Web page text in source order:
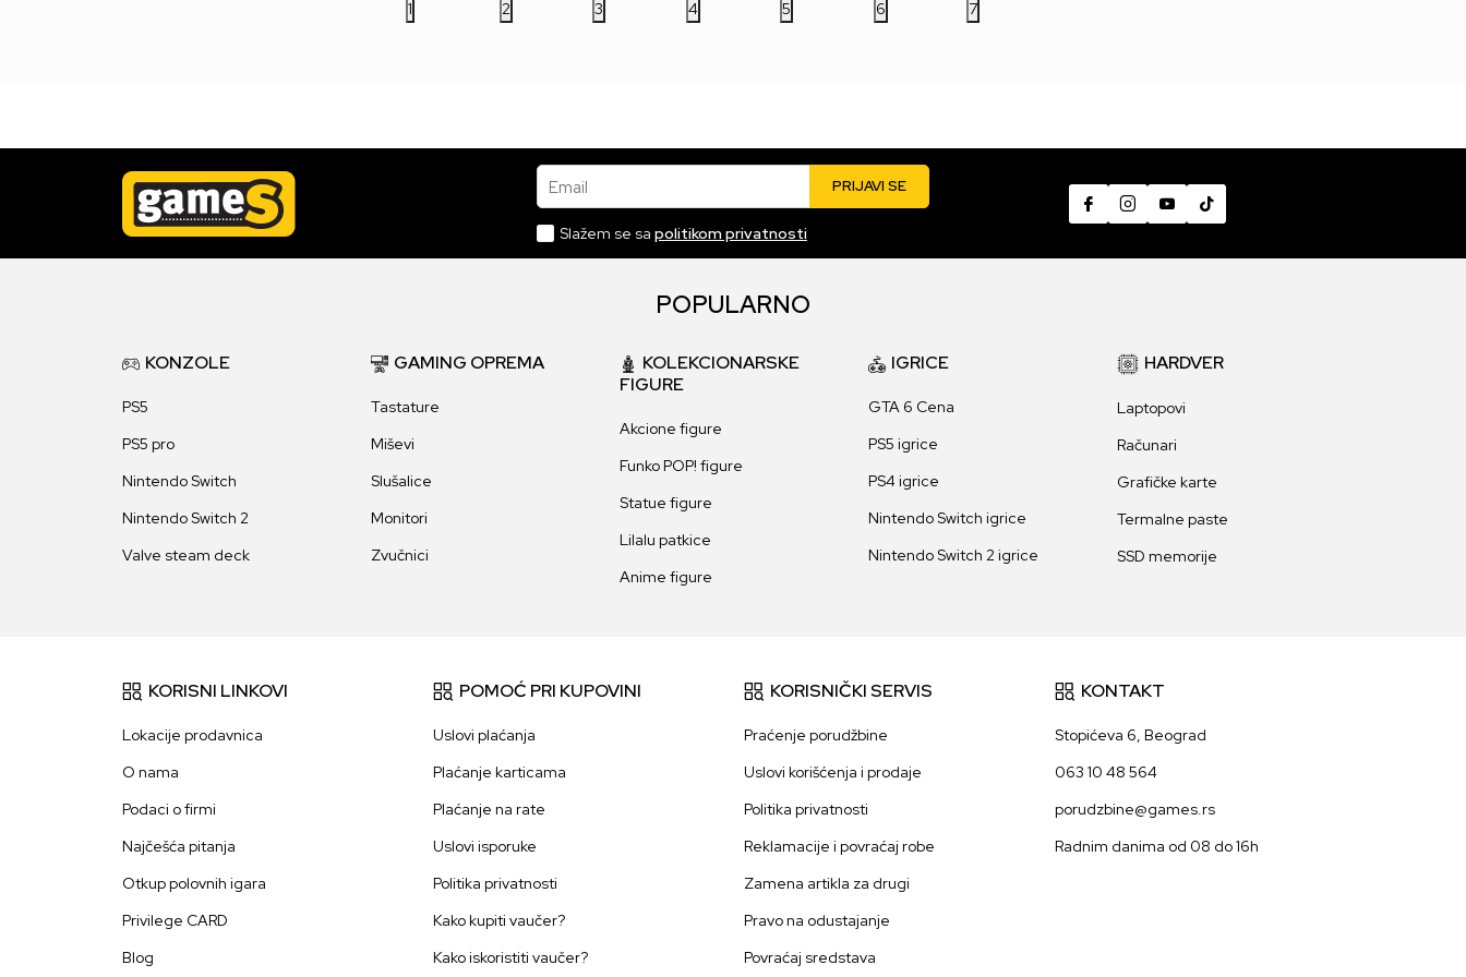
1 2 3 4 5 6 7
Email PRIJAVI SE
Slažem se sa politikom privatnosti
POPULARNO
KONZOLE
PS5
PS5 pro
Nintendo Switch
Nintendo Switch 2
Valve steam deck
GAMING OPREMA
Tastature
Miševi
Slušalice
Monitori
Zvučnici
KOLEKCIONARSKE
FIGURE
Akcione figure
Funko POP! figure
Statue figure
Lilalu patkice
Anime figure
IGRICE
GTA 6 Cena
PS5 igrice
PS4 igrice
Nintendo Switch igrice
Nintendo Switch 2 igrice
HARDVER
Laptopovi
Računari
Grafičke karte
Termalne paste
SSD memorije
KORISNI LINKOVI
Lokacije prodavnica
O nama
Podaci o firmi
Najčešća pitanja
Otkup polovnih igara
Privilege CARD
Blog
POMOĆ PRI KUPOVINI
Uslovi plaćanja
Plaćanje karticama
Plaćanje na rate
Uslovi isporuke
Politika privatnosti
Kako kupiti vaučer?
Kako iskoristiti vaučer?
KORISNIČKI SERVIS
Praćenje porudžbine
Uslovi korišćenja i prodaje
Politika privatnosti
Reklamacije i povraćaj robe
Zamena artikla za drugi
Pravo na odustajanje
Povraćaj sredstava
KONTAKT
Stopićeva 6, Beograd
063 10 48 564
porudzbine@games.rs
Radnim danima od 08 do 16h